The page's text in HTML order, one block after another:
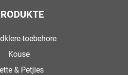
toebehore
Kouse
& Petjies